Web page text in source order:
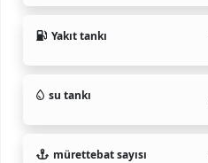
Yakıt tankı
su tankı
mürettebat sayısı